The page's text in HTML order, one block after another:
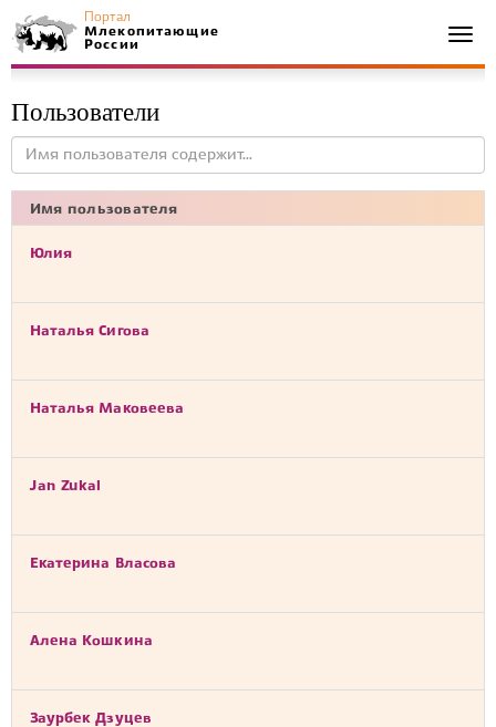
Портал
Млекопитающие
России
Пользователи
Имя пользователя
Юлия
Наталья Сигова
Наталья Маковеева
Jan Zukal
Екатерина Власова
Алена Кошкина
Заурбек Дзуцев